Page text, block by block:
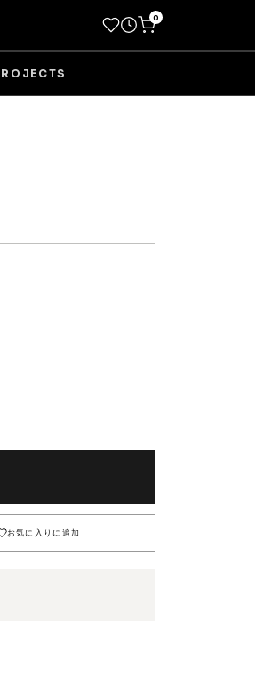
0
→
込)
お気に入りに追加